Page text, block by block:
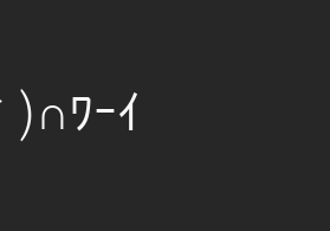
)∩ﾜｰｲ